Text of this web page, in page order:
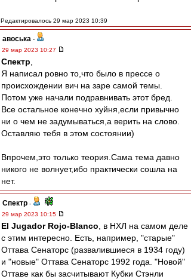
Редактировалось 29 мар 2023 10:39
авоська -
29 мар 2023 10:27
Спектр
Я написал ровно то,что было в прессе о
происхождении вич на заре самой темы.
Потом уже начали подравнивать этот бред.
Все остальное конечно хуйня,если привычно
ни о чем не задумываться,а верить на слово.
Оставляю тебя в этом состоянии)
Впрочем,это только теория.Сама тема давно
никого не волнует,ибо практически сошла на
нет.
Спектр -
29 мар 2023 10:15
El Jugador Rojo-Blanco , в НХЛ на самом деле
с этим интересно. Есть, например, "старые"
Оттава Сенаторс (развалившиеся в 1934 году)
и "новые" Оттава Сенаторс 1992 года. "Новой"
Оттаве как бы засчитывают Кубки Стэнли